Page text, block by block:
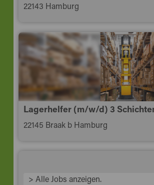
22143 Hamburg
Lagerhelfer (m/w/d) 3
22145 Braak b Hamburg
> Alle Jobs anzeigen.